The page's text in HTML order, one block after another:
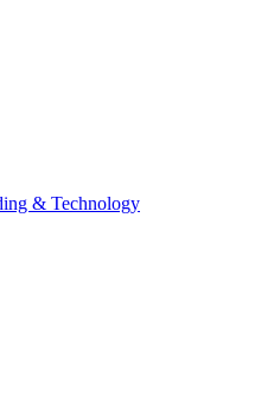
& Technology